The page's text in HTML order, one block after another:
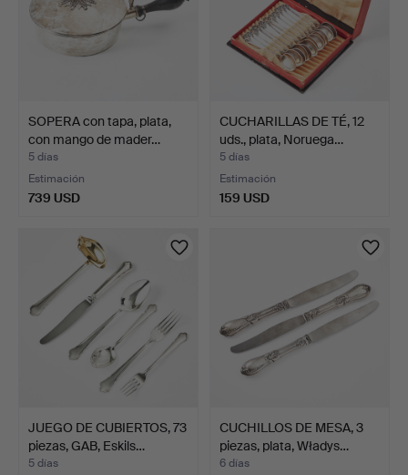
SOPERA con tapa, plata,
con mango de mader…
5 días
Estimación
739 USD
CUCHARILLAS DE TÉ, 12
uds., plata, Noruega…
5 días
Estimación
159 USD
JUEGO DE CUBIERTOS, 73
piezas, GAB, Eskils…
5 días
CUCHILLOS DE MESA, 3
piezas, plata, Władys…
6 días